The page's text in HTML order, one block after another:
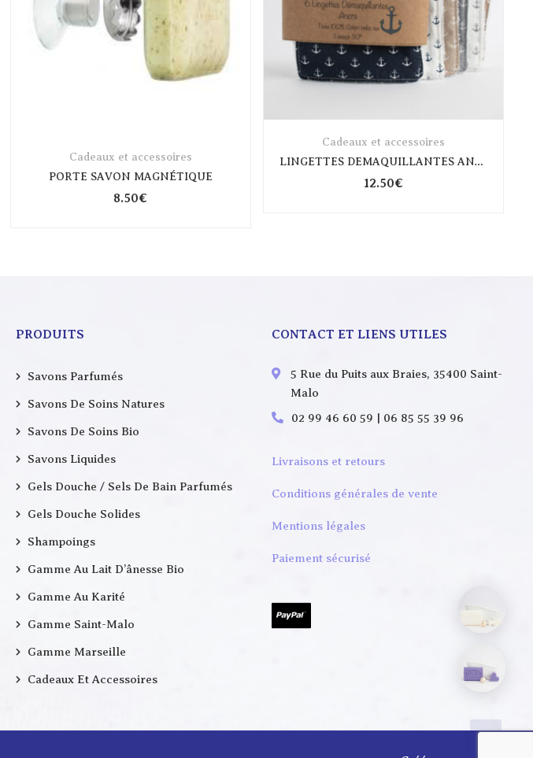
Cadeaux et accessoires
PORTE SAVON MAGNÉTIQUE
8.50€
Cadeaux et accessoires
LINGETTES DEMAQUILLANTES ANCRE
12.50€
PRODUITS
Savons Parfumés
Savons De Soins Natures
Savons De Soins Bio
Savons Liquides
Gels Douche / Sels De Bain Parfumés
Gels Douche Solides
Shampoings
Gamme Au Lait D’ânesse Bio
Gamme Au Karité
Gamme Saint-Malo
Gamme Marseille
Cadeaux Et Accessoires
CONTACT ET LIENS UTILES
5 Rue du Puits aux Braies, 35400 Saint-
Malo
02 99 46 60 59 | 06 85 55 39 96
Livraisons et retours
Conditions générales de vente
Mentions légales
Paiement sécurisé